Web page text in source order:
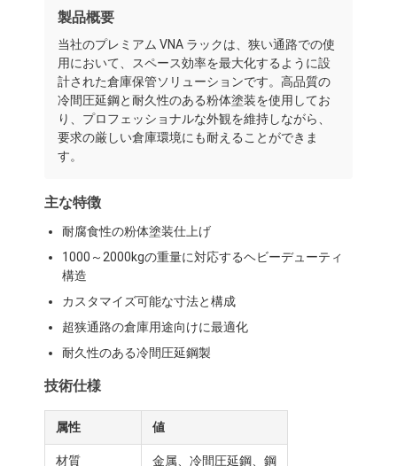
製品概要
当社のプレミアム VNA ラックは、狭い通路での使
用において、スペース効率を最大化するように設
計された倉庫保管ソリューションです。高品質の
冷間圧延鋼と耐久性のある粉体塗装を使用してお
り、プロフェッショナルな外観を維持しながら、
要求の厳しい倉庫環境にも耐えることができま
す。
主な特徴
耐腐食性の粉体塗装仕上げ
1000～2000kgの重量に対応するヘビーデューティ
構造
カスタマイズ可能な寸法と構成
超狭通路の倉庫用途向けに最適化
耐久性のある冷間圧延鋼製
技術仕様
属性 値
材質 金属、冷間圧延鋼、鋼